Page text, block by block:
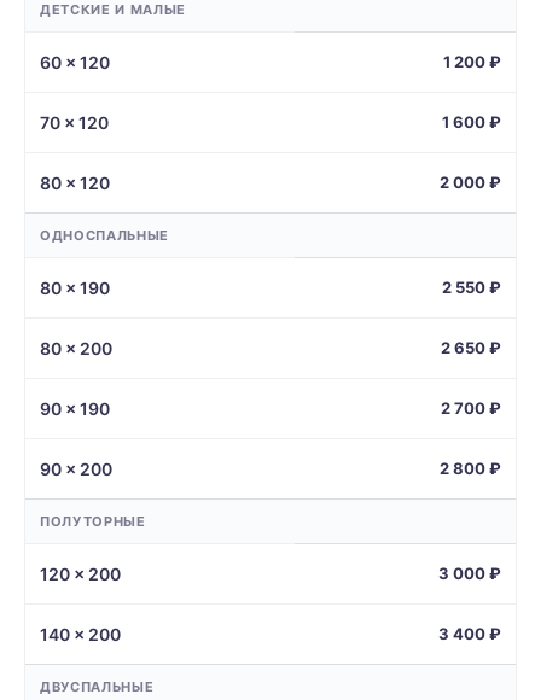
ДЕТСКИЕ И МАЛЫЕ
60 × 120 1 200 ₽
70 × 120 1 600 ₽
80 × 120 2 000 ₽
ОДНОСПАЛЬНЫЕ
80 × 190 2 550 ₽
80 × 200 2 650 ₽
90 × 190 2 700 ₽
90 × 200 2 800 ₽
ПОЛУТОРНЫЕ
120 × 200 3 000 ₽
140 × 200 3 400 ₽
ДВУСПАЛЬНЫЕ